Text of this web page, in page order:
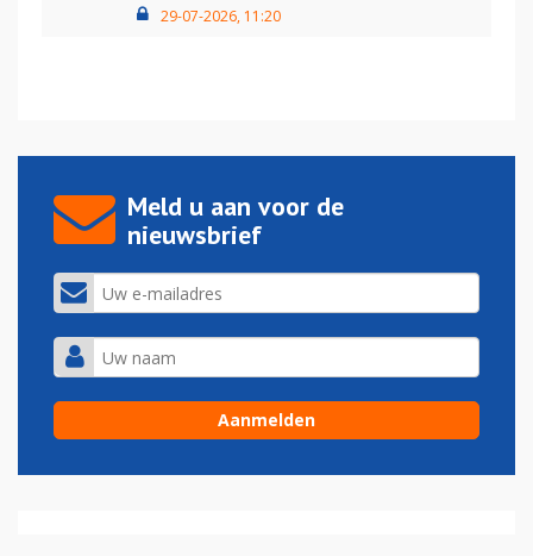
29-07-2026, 11:20
Meld u aan voor de
nieuwsbrief